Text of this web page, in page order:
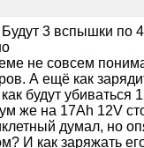
3 вспышки по
не совсем
А ещё как
будут
же на 17Ah 12V
думал, но
И как заряжать